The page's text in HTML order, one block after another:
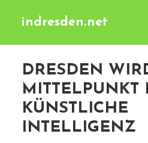
indresden.net
DRESDEN
MITTELPUNKT
KÜNSTLICHE
INTELLIGENZ